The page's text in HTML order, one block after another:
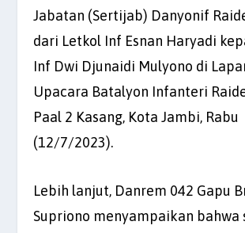
Jabatan (Sertijab) Danyonif
dari Letkol Inf Esnan Haryadi
Inf Dwi Djunaidi Mulyono di
Upacara Batalyon Infanteri
Paal 2 Kasang, Kota Jambi, Rabu
(12/7/2023).
Lebih lanjut, Danrem 042 Gapu
Supriono menyampaikan bahwa